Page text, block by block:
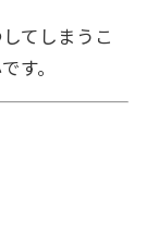
てしまうこ
す。